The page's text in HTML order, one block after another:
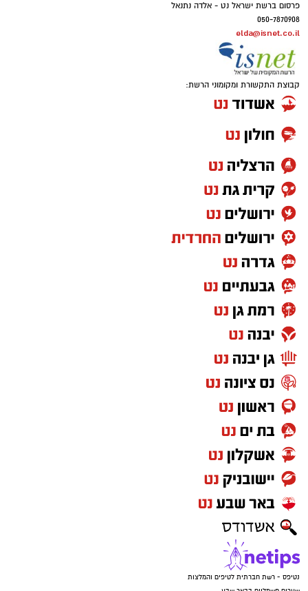
פרסום ברשת ישראל נט - אלדה נתנאל
050-7870908
elda@isnet.co.il
קבוצת התקשורת ומקומוני הרשת:
נטיפס - רשת חברתית לטיפים והמלצות